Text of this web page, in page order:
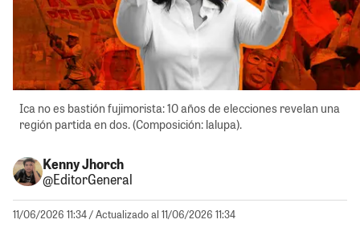
Ica no es bastión fujimorista: 10 años de elecciones revelan una
región partida en dos. (Composición: lalupa).
Kenny Jhorch
@EditorGeneral
11/06/2026 11:34/ Actualizado al 11/06/2026 11:34